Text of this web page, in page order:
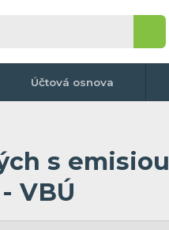
Účtová osnova
s emisiou
VBÚ